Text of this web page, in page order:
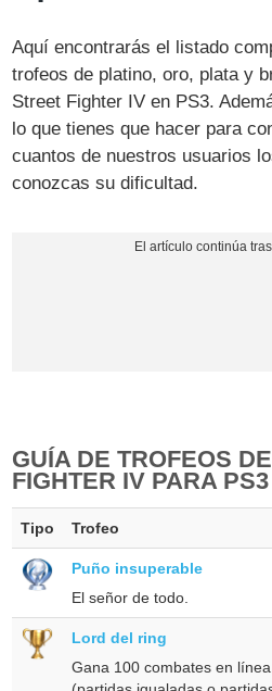
Aquí encontrarás el listado
trofeos de platino, oro, plata y
Street Fighter IV en PS3.
lo que tienes que hacer para
cuantos de nuestros usuarios
conozcas su dificultad.
GUÍA DE TROFEOS
FIGHTER IV PARA PS3
Tipo Trofeo
Puño insuperable
El señor de todo.
Lord del ring
Gana 100 combates en línea.